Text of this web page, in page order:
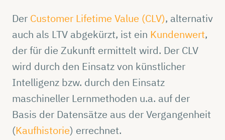
Der Customer Lifetime Value (CLV), alternativ
auch als LTV abgekürzt, ist ein Kundenwert,
der für die Zukunft ermittelt wird. Der CLV
wird durch den Einsatz von künstlicher
Intelligenz bzw. durch den Einsatz
maschineller Lernmethoden u.a. auf der
Basis der Datensätze aus der Vergangenheit
(Kaufhistorie) errechnet.